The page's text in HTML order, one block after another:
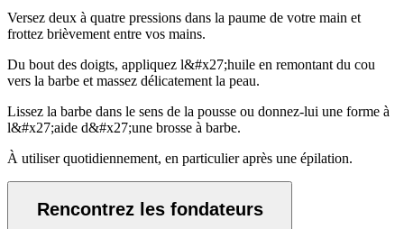
Versez deux à quatre pressions dans la paume de votre main et
frottez brièvement entre vos mains.
Du bout des doigts, appliquez l&#x27;huile en remontant du cou
vers la barbe et massez délicatement la peau.
Lissez la barbe dans le sens de la pousse ou donnez-lui une forme à
l&#x27;aide d&#x27;une brosse à barbe.
À utiliser quotidiennement, en particulier après une épilation.
Rencontrez les fondateurs